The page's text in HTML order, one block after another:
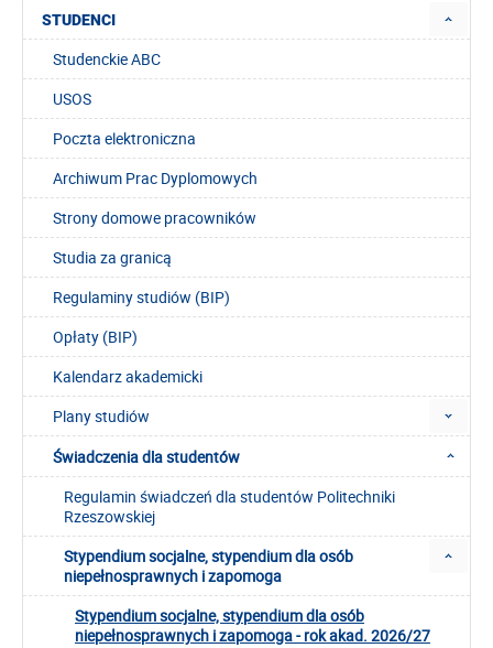
STUDENCI
Studenckie ABC
USOS
Poczta elektroniczna
Archiwum Prac Dyplomowych
Strony domowe pracowników
Studia za granicą
Regulaminy studiów (BIP)
Opłaty (BIP)
Kalendarz akademicki
Plany studiów
Świadczenia dla studentów
Regulamin świadczeń dla studentów Politechniki
Rzeszowskiej
Stypendium socjalne, stypendium dla osób
niepełnosprawnych i zapomoga
Stypendium socjalne, stypendium dla osób
niepełnosprawnych i zapomoga - rok akad. 2026/27